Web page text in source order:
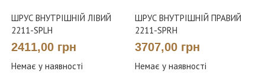
ШРУС ВНУТРІШНІЙ ЛІВИЙ
2211-SPLH
2411,00 грн
Немає у наявності
ШРУС ВНУТРІШНІЙ ПРАВИЙ
2211-SPRH
3707,00 грн
Немає у наявності